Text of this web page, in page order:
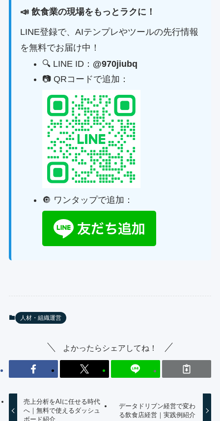
📣 飲食業の現場をもっとラクに！
LINE登録で、AIテンプレやツールの先行情報
を無料でお届け中！
🔍 LINE ID： @970jiubq
📷 QRコードで追加：
🔘 ワンタップで追加：
人材・組織運営
よかったらシェアしてね！
売上分析をAIに任せる時代
へ｜無料で使えるダッシュ
ボード紹介
データドリブン経営で変わ
る飲食店経営｜実践例紹介